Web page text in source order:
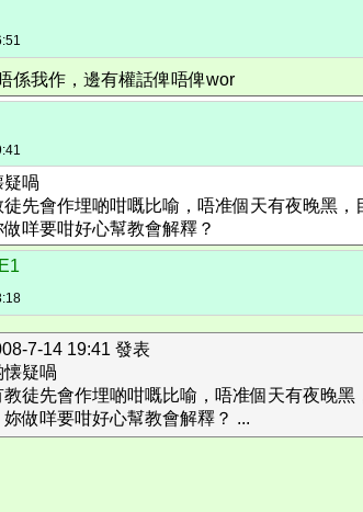
係我作，邊有權話俾唔俾wor
疑喎
先會作埋啲咁嘅比喻，唔准個天有夜晚黑
咩要咁好心幫教會解釋？
7-14 19:41 發表
疑喎
徒先會作埋啲咁嘅比喻，唔准個天有夜晚
做咩要咁好心幫教會解釋？ ...